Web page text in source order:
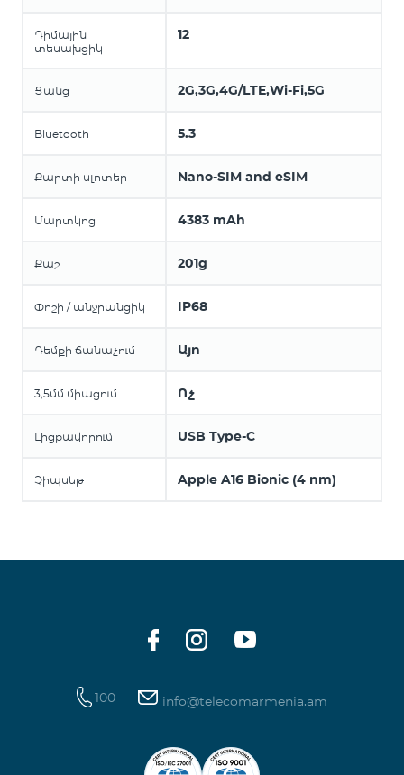
Դիմային
տեսախցիկ
12
Ցանց 2G,3G,4G/LTE,Wi-Fi,5G
Bluetooth 5.3
Քարտի սլոտեր Nano-SIM and eSIM
Մարտկոց 4383 mAh
Քաշ 201g
Փոշի / անջրանցիկ IP68
Դեմքի ճանաչում Այո
3,5մմ միացում Ոչ
Լիցքավորում USB Type-C
Չիպսեթ Apple A16 Bionic (4 nm)
100 info@telecomarmenia.am